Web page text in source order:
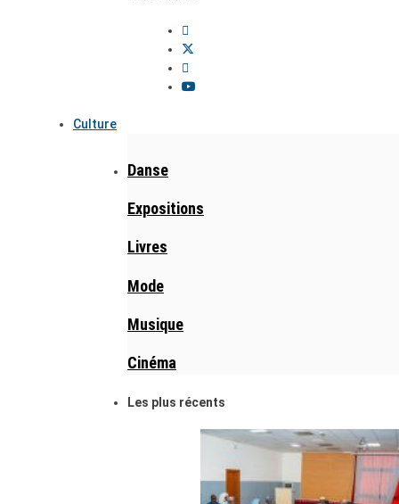
Culture
Danse
Expositions
Livres
Mode
Musique
Cinéma
Les plus récents